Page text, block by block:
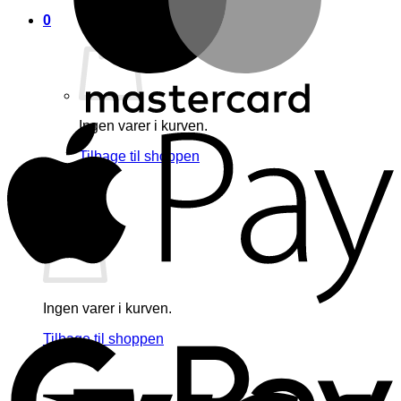
0
Ingen varer i kurven.
Tilbage til shoppen
Ingen varer i kurven.
Tilbage til shoppen